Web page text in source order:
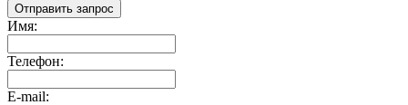
Отправить запрос
Имя:
Телефон:
E-mail: